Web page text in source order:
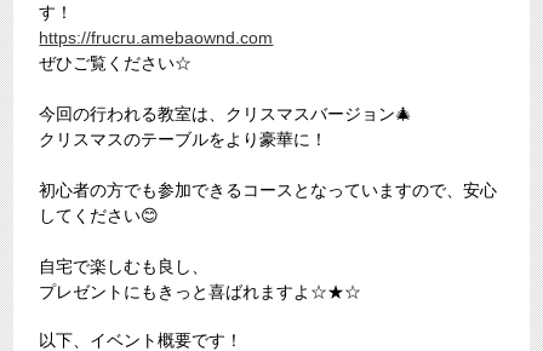
す！
https://frucru.amebaownd.com
ぜひご覧ください☆
今回の行われる教室は、クリスマスバージョン🎄
クリスマスのテーブルをより豪華に！
初心者の方でも参加できるコースとなっていますので、安心
してください😊
自宅で楽しむも良し、
プレゼントにもきっと喜ばれますよ☆★☆
以下、イベント概要です！